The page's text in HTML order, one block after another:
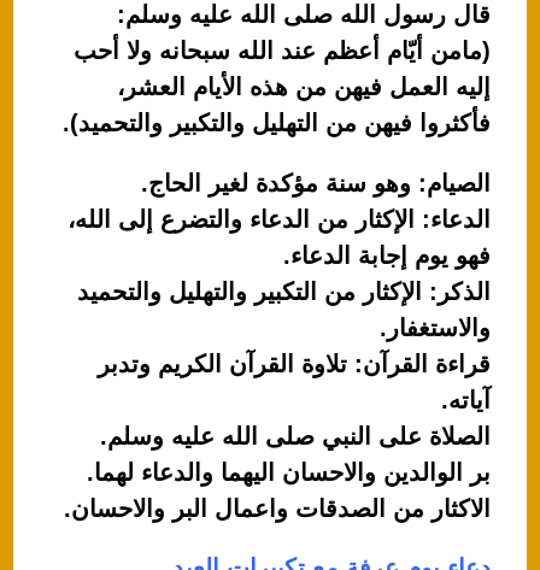
قال رسول الله صلى الله عليه وسلم:
(مامن أيّام أعظم عند الله سبحانه ولا أحب
إليه العمل فيهن من هذه الأيام العشر،
فأكثروا فيهن من التهليل والتكبير والتحميد).
الصيام: وهو سنة مؤكدة لغير الحاج.
الدعاء: الإكثار من الدعاء والتضرع إلى الله،
فهو يوم إجابة الدعاء.
الذكر: الإكثار من التكبير والتهليل والتحميد
والاستغفار.
قراءة القرآن: تلاوة القرآن الكريم وتدبر
آياته.
الصلاة على النبي صلى الله عليه وسلم.
بر الوالدين والاحسان اليهما والدعاء لهما.
الاكثار من الصدقات واعمال البر والاحسان.